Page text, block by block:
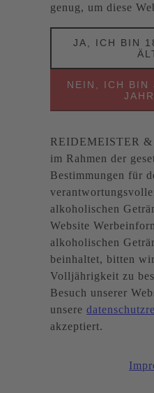
genug, um diese
JA, ICH BIN
NEIN, ICH BIN
REIDEMEISTER
im Rahmen der
Bestimmungen für
alkoholischen
Website
alkoholischen
beinhaltet, bitten
Volljährigkeit zu
Besuch unserer
unsere
akzeptiert.